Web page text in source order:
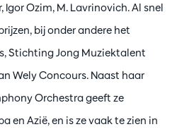
Igor Ozim, M. Lavrinovich. Al snel
bij onder andere het
Stichting Jong Muziektalent
Wely Concours. Naast haar
Orchestra geeft ze
en Azië, en is ze vaak te zien in